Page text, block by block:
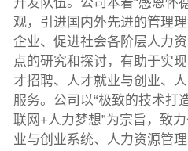
开发队伍。公司本着“感恩怀
观，引进国内外先进的管理
企业、促进社会各阶层人力
点的研究和探讨，有助于实
才招聘、人才就业与创业、
服务。公司以“极致的技术打
联网+人力梦想”为宗旨，致
业与创业系统、人力资源管